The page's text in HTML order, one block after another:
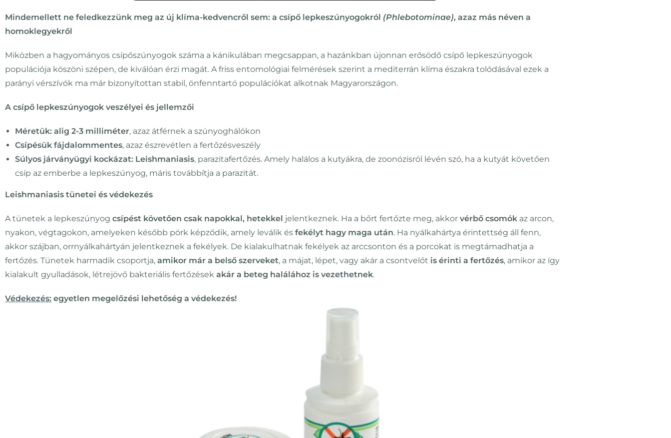
Mindemellett ne feledkezzünk meg az új klíma-kedvencről sem: a csípő lepkeszúnyogokról (Phlebotominae), azaz más néven a
homoklegyekről
Miközben a hagyományos csípőszúnyogok száma a kánikulában megcsappan, a hazánkban újonnan erősödő csípő lepkeszúnyogok
populációja köszöni szépen, de kiválóan érzi magát. A friss entomológiai felmérések szerint a mediterrán klíma északra tolódásával ezek a
parányi vérszívók ma már bizonyítottan stabil, önfenntartó populációkat alkotnak Magyarországon.
A csípő lepkeszúnyogok veszélyei és jellemzői
Méretük: alig 2-3 milliméter, azaz átférnek a szúnyoghálókon
Csípésük fájdalommentes, azaz észrevétlen a fertőzésveszély
Súlyos járványügyi kockázat: Leishmaniasis, parazitafertőzés. Amely halálos a kutyákra, de zoonózisról lévén szó, ha a kutyát követően
csíp az emberbe a lepkeszúnyog, máris továbbítja a parazitát.
Leishmaniasis tünetei és védekezés
A tünetek a lepkeszúnyog csípést követően csak napokkal, hetekkel jelentkeznek. Ha a bőrt fertőzte meg, akkor vérbő csomók az arcon,
nyakon, végtagokon, amelyeken később pörk képződik, amely leválik és fekélyt hagy maga után. Ha nyálkahártya érintettség áll fenn,
akkor szájban, orrnyálkahártyán jelentkeznek a fekélyek. De kialakulhatnak fekélyek az arccsonton és a porcokat is megtámadhatja a
fertőzés. Tünetek harmadik csoportja, amikor már a belső szerveket, a májat, lépet, vagy akár a csontvelőt is érinti a fertőzés, amikor az így
kialakult gyulladások, létrejövő bakteriális fertőzések akár a beteg halálához is vezethetnek.
Védekezés: egyetlen megelőzési lehetőség a védekezés!